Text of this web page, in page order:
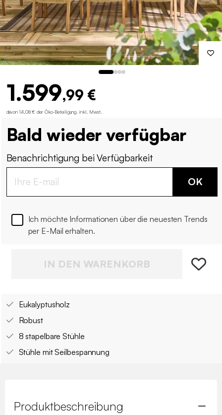
1.599,99 €
davon 14,08 € der Öko-Beteiligung inkl. Mwst.
Bald wieder verfügbar
Benachrichtigung bei Verfügbarkeit
OK
Ich möchte Informationen über die neuesten Trends
per E-Mail erhalten.
IN DEN WARENKORB
Eukalyptusholz
Robust
8 stapelbare Stühle
Stühle mit Seilbespannung
Produktbeschreibung